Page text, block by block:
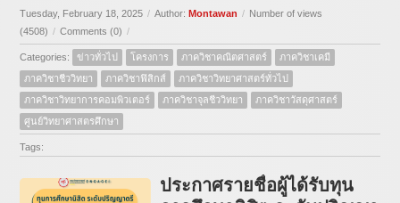
Tuesday, February 18, 2025 / Author:Montawan / Number of views
(4508) / Comments (0) /
Categories: ข่าวทั่วไป โครงการ ภาควิชาคณิตศาสตร์
ภาควิชาเคมี
ภาควิชาชีววิทยา
ภาควิชาฟิสิกส์
ภาควิชาวิทยาศาสตร์ทั่วไป
ภาควิชาวิทยาการคอมพิวเตอร์
ภาควิชาจุลชีววิทยา
ภาควิชาวัสดุศาสตร์
ศูนย์วิทยาศาสตรศึกษา
Tags:
ประกาศรายชื่อผู้ได้รับทุน